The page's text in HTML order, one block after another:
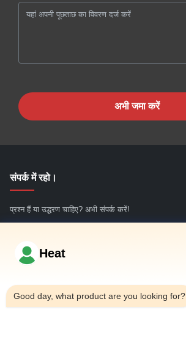
अभी जमा करें
संपर्क में रहो।
प्रश्न हैं या उद्धरण चाहिए? अभी संपर्क करें!
Heat
Good day, what product are you looking for?